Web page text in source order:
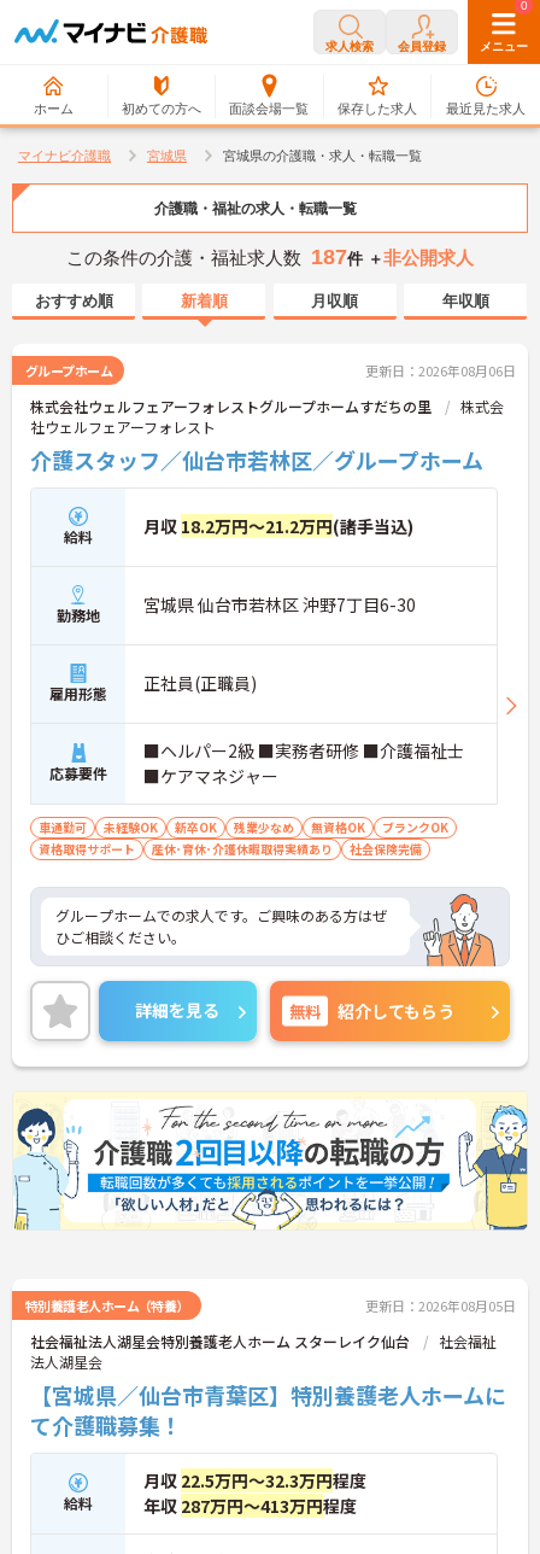
求人検索 会員登録 メニュー
ホーム 初めての方へ 面談会場一覧
0
保存した求人
0
最近見た求人
マイナビ介護職 宮城県 宮城県の介護職・求人・転職一覧
介護職・福祉の求人・転職一覧
この条件の介護・福祉求人数 187件 ＋非公開求人
おすすめ順 新着順 月収順 年収順
グループホーム 更新日：2026年08月06日
株式会社ウェルフェアーフォレストグループホームすだちの里
株式会
社ウェルフェアーフォレスト
介護スタッフ／仙台市若林区／グループホーム
給料 月収 18.2万円～21.2万円(諸手当込)
勤務地 宮城県 仙台市若林区 沖野7丁目6-30
雇用形態 正社員(正職員)
応募要件
■ヘルパー2級 ■実務者研修 ■介護福祉士
■ケアマネジャー
車通勤可 未経験OK 新卒OK 残業少なめ 無資格OK
ブランクOK
資格取得サポート
産休･育休･介護休暇取得実績あり 社会保険完備
グループホームでの求人です。ご興味のある方はぜ
ひご相談ください。
詳細を見る 無料 紹介してもらう
特別養護老人ホーム（特養） 更新日：2026年08月05日
社会福祉法人湖星会特別養護老人ホーム スターレイク仙台
社会福祉
法人湖星会
【宮城県／仙台市青葉区】特別養護老人ホームに
て介護職募集！
給料
月収 22.5万円～32.3万円程度
年収 287万円～413万円程度